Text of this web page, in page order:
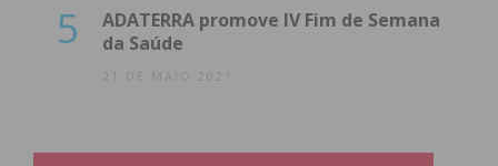
5
ADATERRA promove IV Fim de Semana
da Saúde
21 DE MAIO 2021